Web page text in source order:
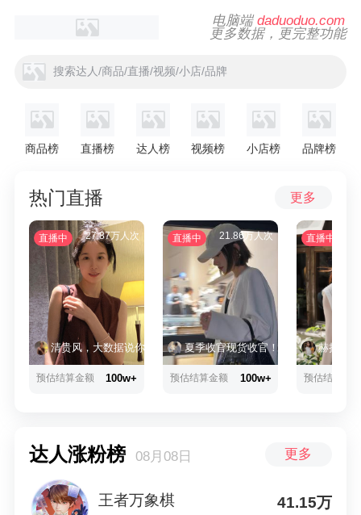
电脑端daduoduo.com
更多数据，更完整功能
搜索达人/商品/直播/视频/小店/品牌
商品榜 直播榜 达人榜 视频榜 小店榜 品牌榜
热门直播 更多
直播中 27.87万人次
清贵风，大数据说你很有审美
预估结算金额 100w+
直播中 21.86万人次
夏季收官现货收官！都不翻单咯～
预估结算金额 100w+
直播中
赫拉奥
预估结算金
达人涨粉榜 08月08日 更多
王者万象棋 41.15万